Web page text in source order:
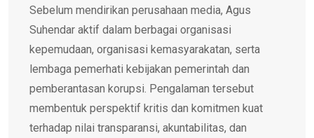
Sebelum mendirikan perusahaan media, Agus
Suhendar aktif dalam berbagai organisasi
kepemudaan, organisasi kemasyarakatan, serta
lembaga pemerhati kebijakan pemerintah dan
pemberantasan korupsi. Pengalaman tersebut
membentuk perspektif kritis dan komitmen kuat
terhadap nilai transparansi, akuntabilitas, dan